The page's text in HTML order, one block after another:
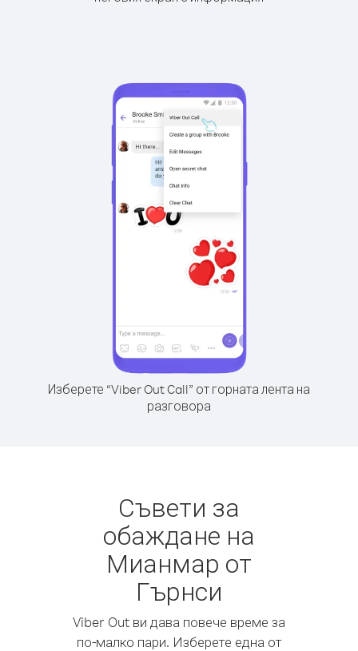
Изберете “Viber Out Call” от горната лента на
разговора
Съвети за
обаждане на
Мианмар от
Гърнси
Viber Out ви дава повече време за
по-малко пари. Изберете една от